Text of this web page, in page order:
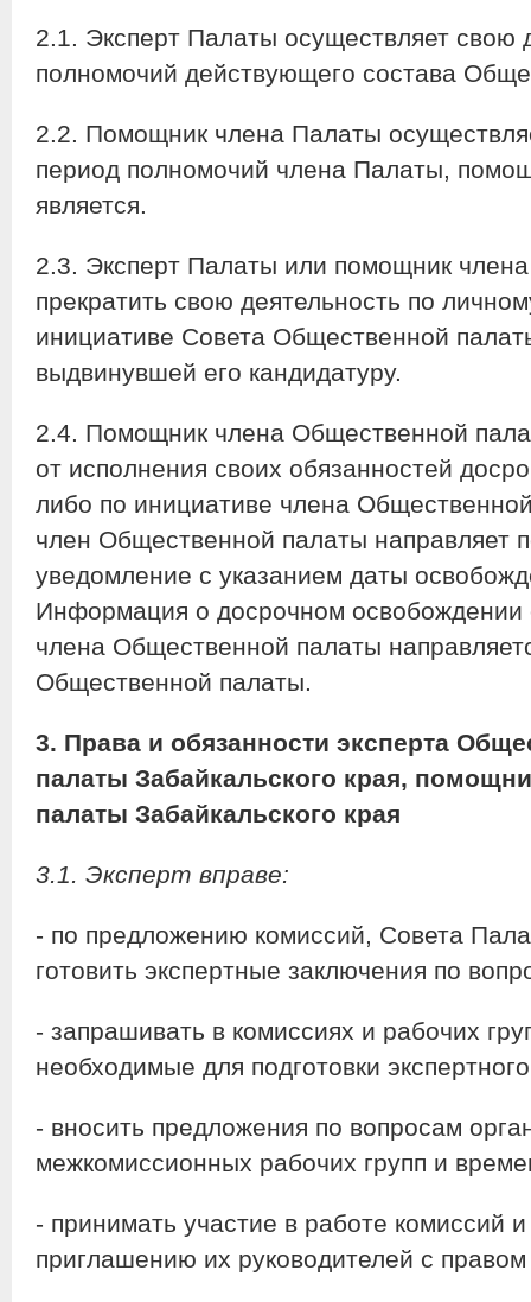
2.1. Эксперт Палаты осуществляет свою
полномочий действующего состава
2.2. Помощник члена Палаты
период полномочий члена Палаты,
является.
2.3. Эксперт Палаты или помощник
прекратить свою деятельность по
инициативе Совета Общественной
выдвинувшей его кандидатуру.
2.4. Помощник члена Общественной
от исполнения своих обязанностей
либо по инициативе члена
член Общественной палаты направляет
уведомление с указанием даты
Информация о досрочном освобождении
члена Общественной палаты
Общественной палаты.
3. Права и обязанности эксперта
палаты Забайкальского края,
палаты Забайкальского края
3.1. Эксперт вправе:
- по предложению комиссий, Совета
готовить экспертные заключения по
- запрашивать в комиссиях и рабочих
необходимые для подготовки
- вносить предложения по вопросам
межкомиссионных рабочих групп и
- принимать участие в работе комиссий
приглашению их руководителей с